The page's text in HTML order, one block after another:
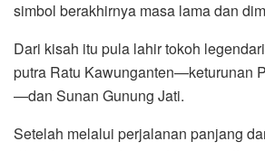
simbol berakhirnya masa lama dan
Dari kisah itu pula lahir tokoh
putra Ratu Kawunganten—keturunan
—dan Sunan Gunung Jati.
Setelah melalui perjalanan panjang